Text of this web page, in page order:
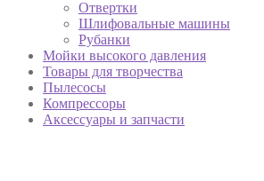
Отвертки
Шлифовальные машины
Рубанки
Мойки высокого давления
Товары для творчества
Пылесосы
Компрессоры
Аксессуары и запчасти